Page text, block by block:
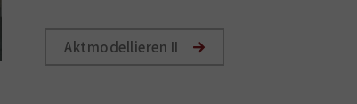
Aktmodellieren II